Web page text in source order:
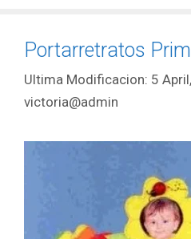
Portarretratos
5
victoria@admin